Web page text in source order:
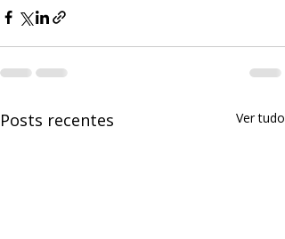
Posts recentes Ver tudo